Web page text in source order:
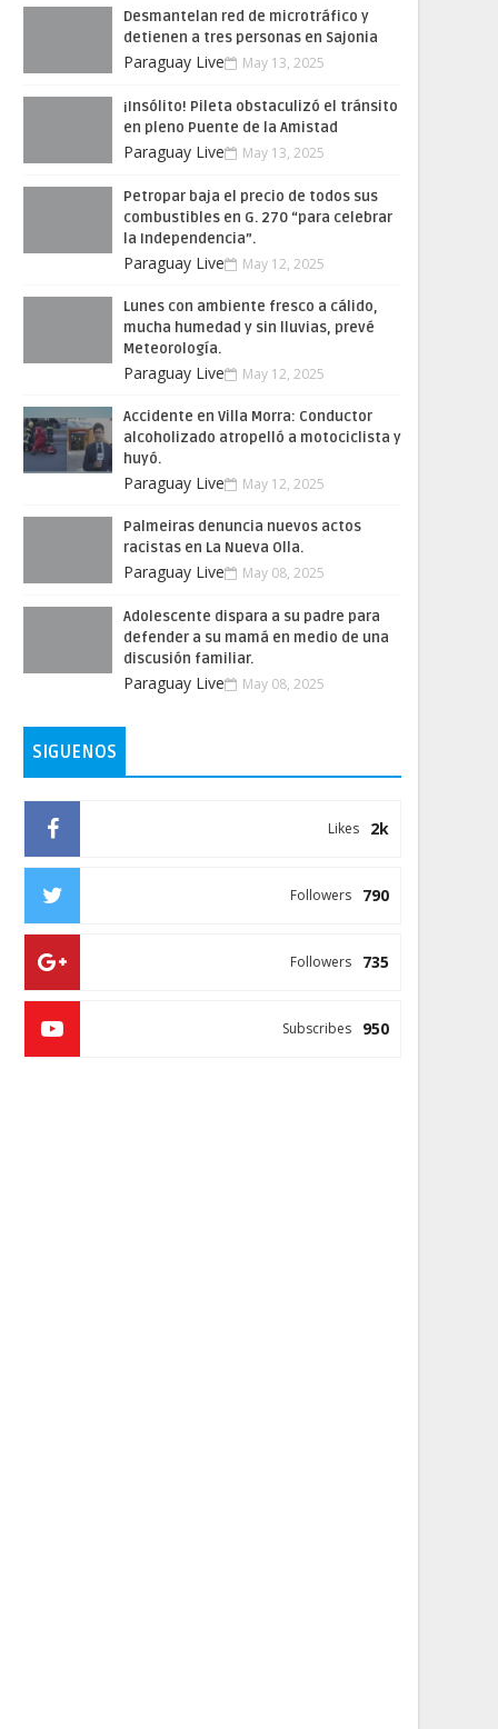
Desmantelan red de microtráfico y
detienen a tres personas en Sajonia
Paraguay Live May 13, 2025
¡Insólito! Pileta obstaculizó el tránsito
en pleno Puente de la Amistad
Paraguay Live May 13, 2025
Petropar baja el precio de todos sus
combustibles en G. 270 “para celebrar
la Independencia”.
Paraguay Live May 12, 2025
Lunes con ambiente fresco a cálido,
mucha humedad y sin lluvias, prevé
Meteorología.
Paraguay Live May 12, 2025
Accidente en Villa Morra: Conductor
alcoholizado atropelló a motociclista y
huyó.
Paraguay Live May 12, 2025
Palmeiras denuncia nuevos actos
racistas en La Nueva Olla.
Paraguay Live May 08, 2025
Adolescente dispara a su padre para
defender a su mamá en medio de una
discusión familiar.
Paraguay Live May 08, 2025
SIGUENOS
2k
Likes
790
Followers
735
Followers
950
Subscribes